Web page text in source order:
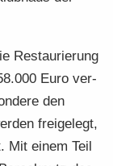
Re­stau­rie­rung
Euro ver­
den
frei­ge­legt,
Mit einem Teil